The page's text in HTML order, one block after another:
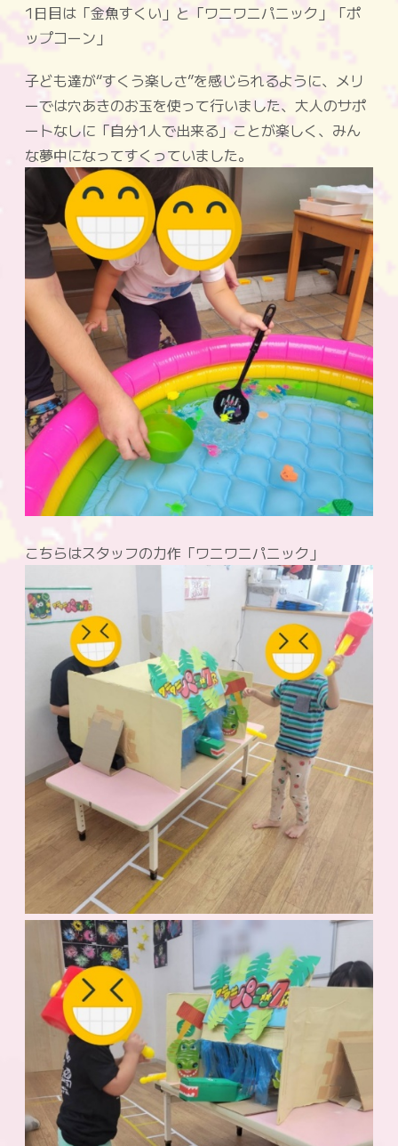
1日目は「金魚すくい」と「ワニワニパニック」「ポ
ップコーン」
子ども達が“すくう楽しさ”を感じられるように、メリ
ーでは穴あきのお玉を使って行いました、大人のサポ
ートなしに「自分1人で出来る」ことが楽しく、みん
な夢中になってすくっていました。
こちらはスタッフの力作「ワニワニパニック」